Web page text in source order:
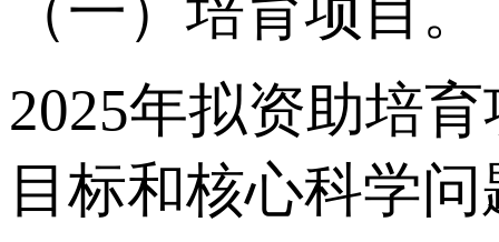
2025年拟资助培
目标和核心科学